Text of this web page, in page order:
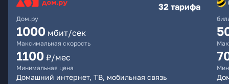
Дом.ру
32 тарифа
1000 мбит/сек
Максимальная скорость
1100 ₽/мес
Минимальная цена
Домашний интернет, ТВ, мобильная связь